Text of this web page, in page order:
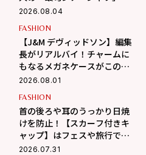
2026.08.04
FASHION
【J&M デヴィッドソン】編集
長がリアルバイ！チャームに
もなるメガネケースがこの夏
大活躍の予感
2026.08.01
FASHION
首の後ろや耳のうっかり日焼
けを防止！【スカーフ付きキ
ャップ】はフェスや旅行でも
活躍
2026.07.31